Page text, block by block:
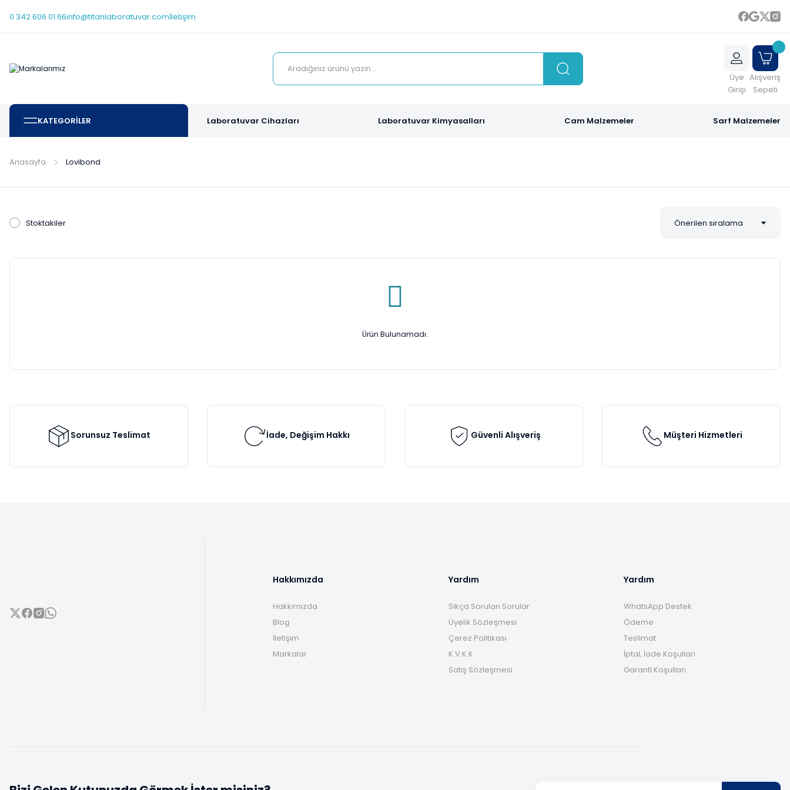
0 342 606 01 66info@titanlaboratuvar.comİletişim
Üye
Girişi
Alışveriş
Sepeti
KATEGORİLER Laboratuvar Cihazları Laboratuvar Kimyasalları Cam Malzemeler Sarf Malzemeler
Anasayfa Lovibond
Stoktakiler
Ürün Bulunamadı.
Sorunsuz Teslimat İade, Değişim Hakkı Güvenli Alışveriş Müşteri Hizmetleri
Hakkımızda
Hakkımızda
Blog
İletişim
Markalar
Yardım
Sıkça Sorulan Sorular
Üyelik Sözleşmesi
Çerez Politikası
K.V.K.K
Satış Sözleşmesi
Yardım
WhatsApp Destek
Ödeme
Teslimat
İptal, İade Koşulları
Garanti Koşulları